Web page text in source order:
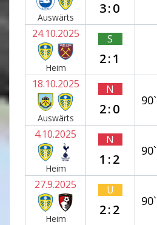
Auswärts
3:0
24.10.2025
Heim
S
2:1
18.10.2025
Auswärts
N
2:0
90`
4.10.2025
Heim
N
1:2
90`
27.9.2025
Heim
U
2:2
90`